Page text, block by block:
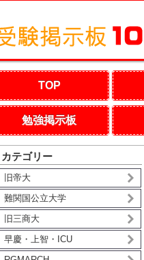
TOP
勉強掲示板
カテゴリー
旧帝大
難関国公立大学
旧三商大
早慶・上智・ICU